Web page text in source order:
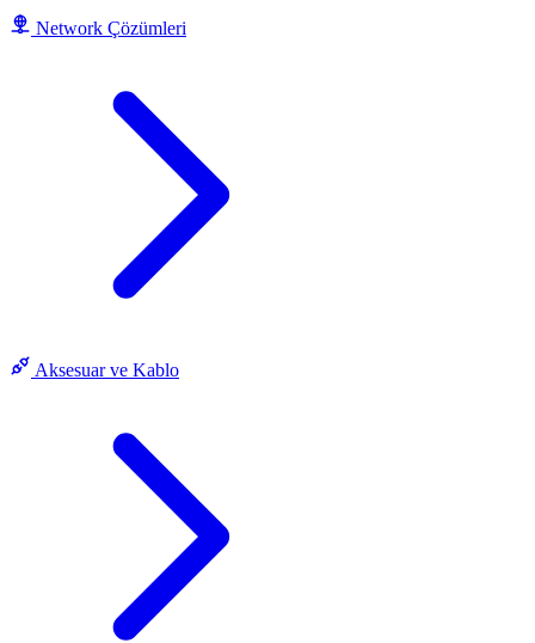
Network Çözümleri
Aksesuar ve Kablo